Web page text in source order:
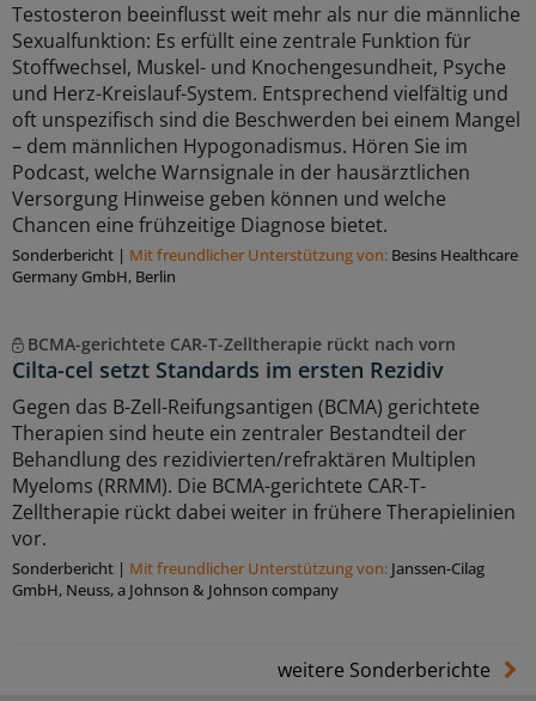
Testosteron beeinflusst weit mehr als nur die männliche
Sexualfunktion: Es erfüllt eine zentrale Funktion für
Stoffwechsel, Muskel- und Knochengesundheit, Psyche
und Herz-Kreislauf-System. Entsprechend vielfältig und
oft unspezifisch sind die Beschwerden bei einem Mangel
– dem männlichen Hypogonadismus. Hören Sie im
Podcast, welche Warnsignale in der hausärztlichen
Versorgung Hinweise geben können und welche
Chancen eine frühzeitige Diagnose bietet.
Sonderbericht | Mit freundlicher Unterstützung von: Besins Healthcare
Germany GmbH, Berlin
BCMA-gerichtete CAR-T-Zelltherapie rückt nach vorn
Cilta-cel setzt Standards im ersten Rezidiv
Gegen das B-Zell-Reifungsantigen (BCMA) gerichtete
Therapien sind heute ein zentraler Bestandteil der
Behandlung des rezidivierten/refraktären Multiplen
Myeloms (RRMM). Die BCMA-gerichtete CAR-T-
Zelltherapie rückt dabei weiter in frühere Therapielinien
vor.
Sonderbericht | Mit freundlicher Unterstützung von: Janssen-Cilag
GmbH, Neuss, a Johnson & Johnson company
weitere Sonderberichte